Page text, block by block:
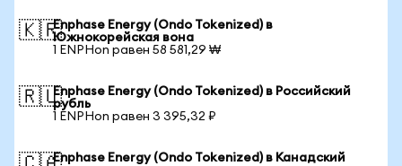
🇰🇷Enphase Energy (Ondo Tokenized) в
Южнокорейская вона
1 ENPHon равен 58 581,29 ₩
🇷🇺Enphase Energy (Ondo Tokenized) в Российский
рубль
1 ENPHon равен 3 395,32 ₽
Enphase Energy (Ondo Tokenized) в Канадский